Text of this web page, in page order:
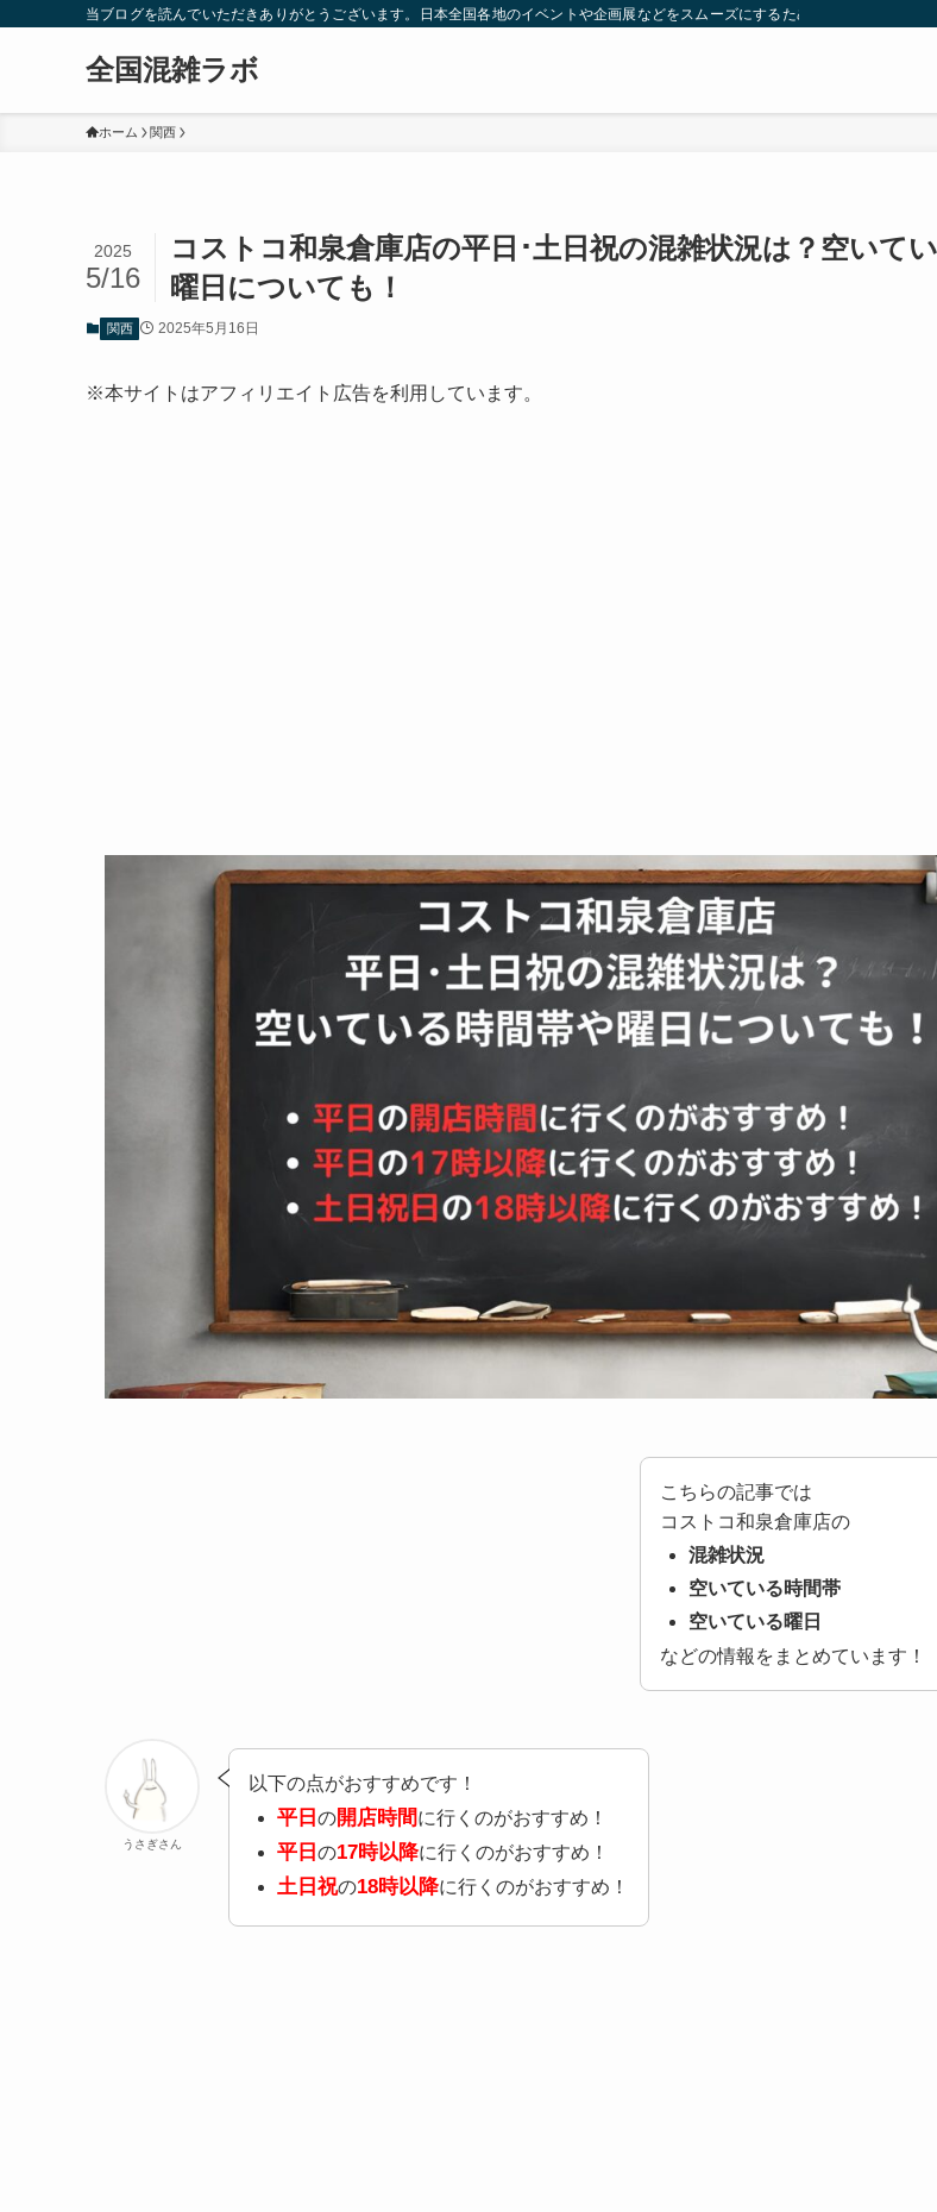
当ブログを読んでいただきありがとうございます。日本全国各地のイベントや企画展などをスムーズにするための賢い情報をまと
全国混雑ラボ
ホーム 関西
コストコ和泉倉庫店の平日･土日祝の混雑状況は？空いて
曜日についても！
2025
5/16
関西 2025年5月16日
※本サイトはアフィリエイト広告を利用しています。
こちらの記事では
コストコ和泉倉庫店の
混雑状況
空いている時間帯
空いている曜日
などの情報をまとめています！
うさぎさん
以下の点がおすすめです！
平日 の開店時間に行くのがおすすめ！
平日 の17時以降に行くのがおすすめ！
土日祝の18時以降に行くのがおすすめ！